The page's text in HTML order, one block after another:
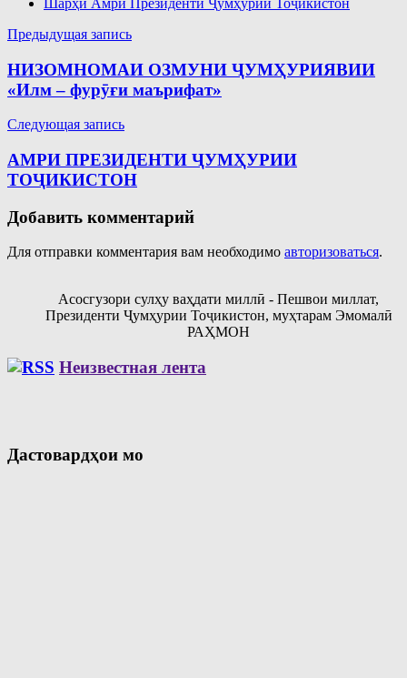
Навигация
по
записям
Предыдущая запись
НИЗОМНОМАИ ОЗМУНИ ҶУМҲУРИЯВИИ
«Илм – фурӯғи маърифат»
Следующая запись
АМРИ ПРЕЗИДЕНТИ ҶУМҲУРИИ
ТОҶИКИСТОН
Добавить комментарий
Для отправки комментария вам необходимо авторизоваться.
Асосгузори сулҳу ваҳдати миллӣ - Пешвои миллат,
Президенти Ҷумҳурии Тоҷикистон, муҳтарам Эмомалӣ
РАҲМОН
Неизвестная лента
Дастовардҳои мо